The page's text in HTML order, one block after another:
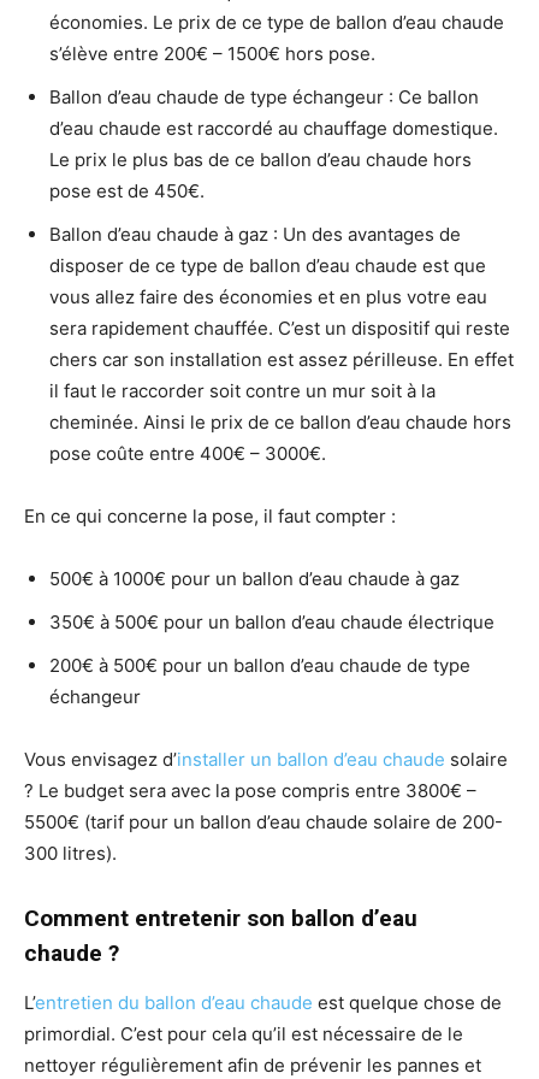
économies. Le prix de ce type de ballon d’eau chaude
s’élève entre 200€ – 1500€ hors pose.
Ballon d’eau chaude de type échangeur : Ce ballon
d’eau chaude est raccordé au chauffage domestique.
Le prix le plus bas de ce ballon d’eau chaude hors
pose est de 450€.
Ballon d’eau chaude à gaz : Un des avantages de
disposer de ce type de ballon d’eau chaude est que
vous allez faire des économies et en plus votre eau
sera rapidement chauffée. C’est un dispositif qui reste
chers car son installation est assez périlleuse. En effet
il faut le raccorder soit contre un mur soit à la
cheminée. Ainsi le prix de ce ballon d’eau chaude hors
pose coûte entre 400€ – 3000€.
En ce qui concerne la pose, il faut compter :
500€ à 1000€ pour un ballon d’eau chaude à gaz
350€ à 500€ pour un ballon d’eau chaude électrique
200€ à 500€ pour un ballon d’eau chaude de type
échangeur
Vous envisagez d’installer un ballon d’eau chaude solaire
? Le budget sera avec la pose compris entre 3800€ –
5500€ (tarif pour un ballon d’eau chaude solaire de 200-
300 litres).
Comment entretenir son ballon d’eau
chaude ?
L’entretien du ballon d’eau chaude est quelque chose de
primordial. C’est pour cela qu’il est nécessaire de le
nettoyer régulièrement afin de prévenir les pannes et